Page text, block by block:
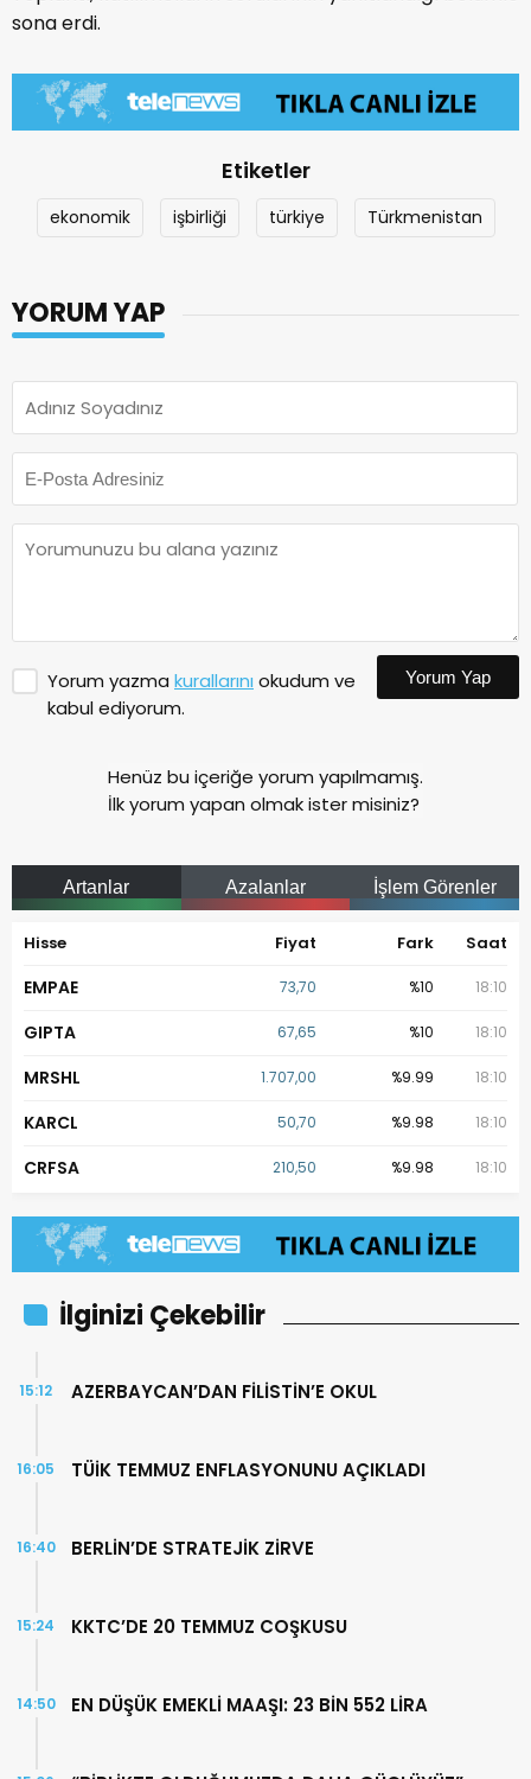
sona erdi.
Etiketler
ekonomik işbirliği türkiye Türkmenistan
YORUM YAP
Yorum yazma kurallarını okudum ve
kabul ediyorum.
Yorum Yap
Henüz bu içeriğe yorum yapılmamış.
İlk yorum yapan olmak ister misiniz?
Artanlar Azalanlar İşlem Görenler
Hisse Fiyat Fark Saat
EMPAE 73,70 %10 18:10
GIPTA 67,65 %10 18:10
MRSHL 1.707,00 %9.99 18:10
KARCL 50,70 %9.98 18:10
CRFSA 210,50 %9.98 18:10
İlginizi Çekebilir
AZERBAYCAN’DAN FİLİSTİN’E OKUL
15:12
TÜİK TEMMUZ ENFLASYONUNU AÇIKLADI
16:05
BERLİN’DE STRATEJİK ZİRVE
16:40
KKTC’DE 20 TEMMUZ COŞKUSU
15:24
EN DÜŞÜK EMEKLİ MAAŞI: 23 BİN 552 LİRA
14:50